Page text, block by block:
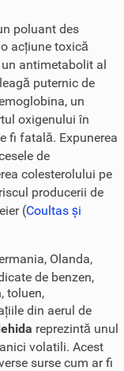
poluant des
acțiune toxică
antimetabolit al
puternic de
un
oxigenului în
fi fatală. Expunerea
de
colesterolului pe
producerii de
(Coultas și
Olanda,
de benzen,
toluen,
din aerul de
reprezintă unul
volatili. Acest
surse cum ar fi